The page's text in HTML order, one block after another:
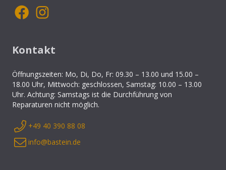
Kontakt
Öffnungszeiten: Mo, Di, Do, Fr: 09.30 – 13.00 und 15.00 –
18.00 Uhr, Mittwoch: geschlossen, Samstag: 10.00 – 13.00
Uhr. Achtung: Samstags ist die Durchführung von
Reparaturen nicht möglich.
+49 40 390 88 08
info@bastein.de